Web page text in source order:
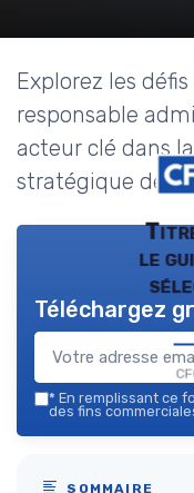
Explorez les
responsable
acteur clé dans
stratégique des
le
Téléchargez
* En remplissant ce
des fins
SOMMAIRE